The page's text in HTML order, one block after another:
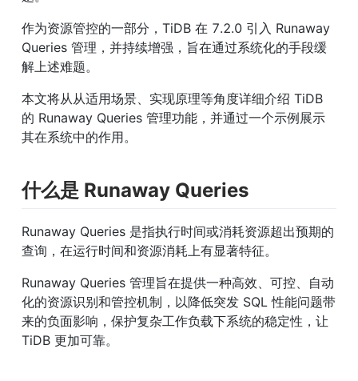
作为资源管控的一部分，TiDB 在 7.2.0 引入 Runaway
Queries 管理，并持续增强，旨在通过系统化的手段缓
解上述难题。
本文将从从适用场景、实现原理等角度详细介绍 TiDB
的 Runaway Queries 管理功能，并通过一个示例展示
其在系统中的作用。
什么是 Runaway Queries
Runaway Queries 是指执行时间或消耗资源超出预期的
查询，在运行时间和资源消耗上有显著特征。
Runaway Queries 管理旨在提供一种高效、可控、自动
化的资源识别和管控机制，以降低突发 SQL 性能问题带
来的负面影响，保护复杂工作负载下系统的稳定性，让
TiDB 更加可靠。